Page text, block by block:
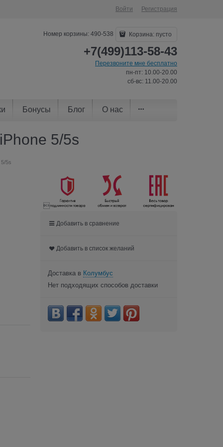
Войти Регистрация
Номер корзины: 490-538 Корзина: пусто
+7(499)113-58-43
Перезвоните мне бесплатно
пн-пт: 10.00-20.00
сб-вс: 11.00-20.00
Бонусы Блог О нас
5/5s
5s

Добавить в сравнение
Добавить в список желаний
Доставка в Колумбус
Нет подходящих способов доставки